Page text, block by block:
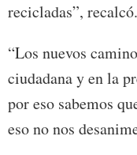
recicladas”, recalcó.
“Los nuevos
ciudadana y en la
por eso sabemos
eso no nos